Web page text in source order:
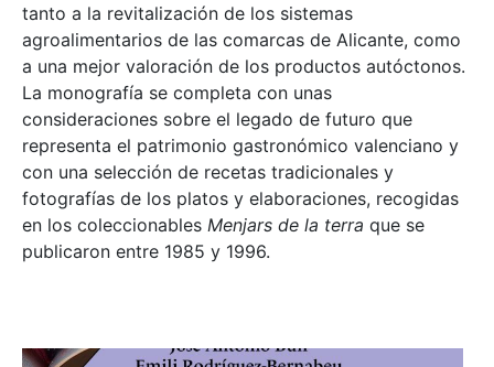
tanto a la revitalización de los sistemas
agroalimentarios de las comarcas de Alicante, como
a una mejor valoración de los productos autóctonos.
La monografía se completa con unas
consideraciones sobre el legado de futuro que
representa el patrimonio gastronómico valenciano y
con una selección de recetas tradicionales y
fotografías de los platos y elaboraciones, recogidas
en los coleccionables Menjars de la terra que se
publicaron entre 1985 y 1996.